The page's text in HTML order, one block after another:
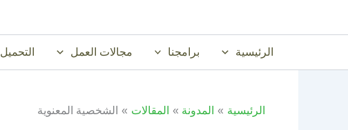
الرئيسية برامجنا مجالات العمل التحميل
الرئيسية المدونة المقالات الشخصية المعنوية